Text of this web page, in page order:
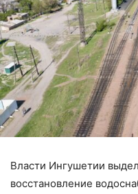
Власти Ингушетии
восстановление